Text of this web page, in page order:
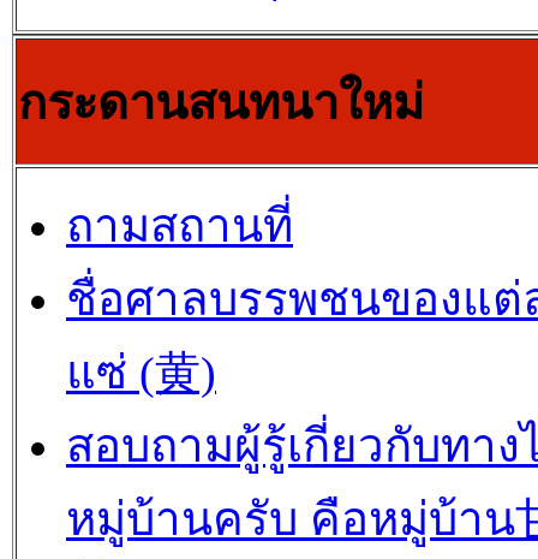
กระดานสนทนาใหม่
ถามสถานที่
ชื่อศาลบรรพชนของแต่
แซ่ (黄)
สอบถามผู้รู้เกี่ยวกับทาง
หมู่บ้านครับ คือหมู่บ้าน